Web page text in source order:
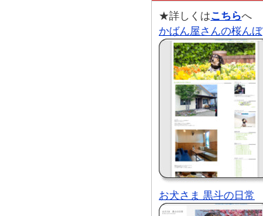
★詳しくはこちらへ
かばん屋さんの桜んぼ
お犬さま 黒斗の日常